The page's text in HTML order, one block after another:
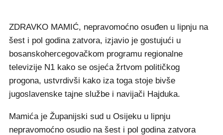
ZDRAVKO MAMIĆ, nepravomoćno osuđen u lipnju na
šest i pol godina zatvora, izjavio je gostujući u
bosanskohercegovačkom programu regionalne
televizije N1 kako se osjeća žrtvom političkog
progona, ustvrdivši kako iza toga stoje bivše
jugoslavenske tajne službe i navijači Hajduka.
Mamića je Županijski sud u Osijeku u lipnju
nepravomoćno osudio na šest i pol godina zatvora